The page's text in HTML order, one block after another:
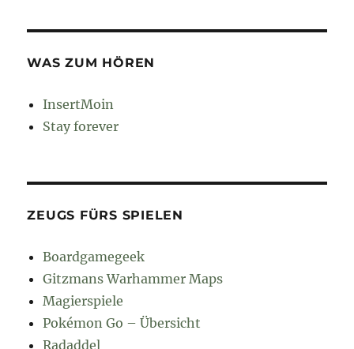
WAS ZUM HÖREN
InsertMoin
Stay forever
ZEUGS FÜRS SPIELEN
Boardgamegeek
Gitzmans Warhammer Maps
Magierspiele
Pokémon Go – Übersicht
Radaddel